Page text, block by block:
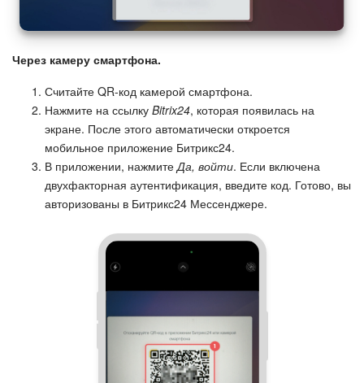
Через камеру смартфона.
Считайте QR-код камерой смартфона.
Нажмите на ссылку Bitrix24, которая появилась на
экране. После этого автоматически откроется
мобильное приложение Битрикс24.
В приложении, нажмитеДа, войти. Если включена
двухфакторная аутентификация, введите код. Готово, вы
авторизованы в Битрикс24 Мессенджере.